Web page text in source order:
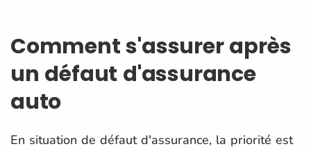
Comment s'assurer après
un défaut d'assurance
auto
En situation de défaut d'assurance, la priorité est